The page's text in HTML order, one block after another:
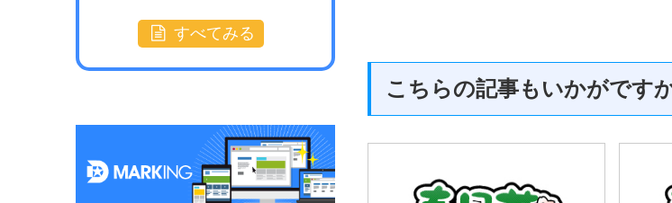
こちらの記事もいかがです
すべてみる